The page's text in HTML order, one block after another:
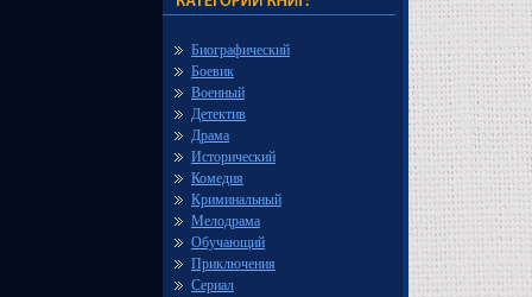
Биографический
Боевик
Военный
Детектив
Драма
Исторический
Комедия
Криминальный
Мелодрама
Обучающий
Приключения
Сериал